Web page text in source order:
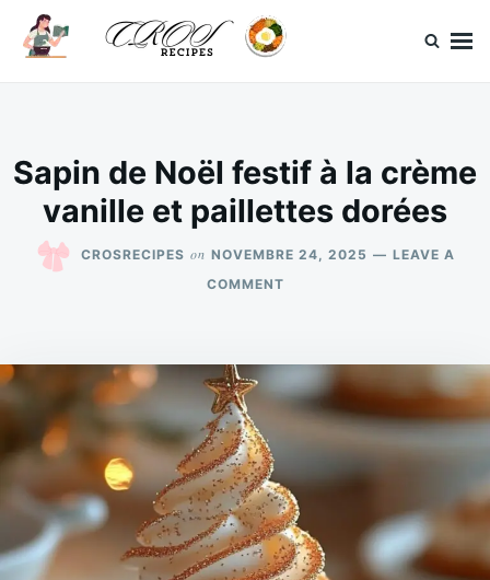
SkipSearch
for:
Sapin de Noël festif à la crème
vanille et paillettes dorées
CROSRECIPES on NOVEMBRE 24, 2025
LEAVE A
COMMENTON
FESTIF
À
PAILLETTES
DORÉES